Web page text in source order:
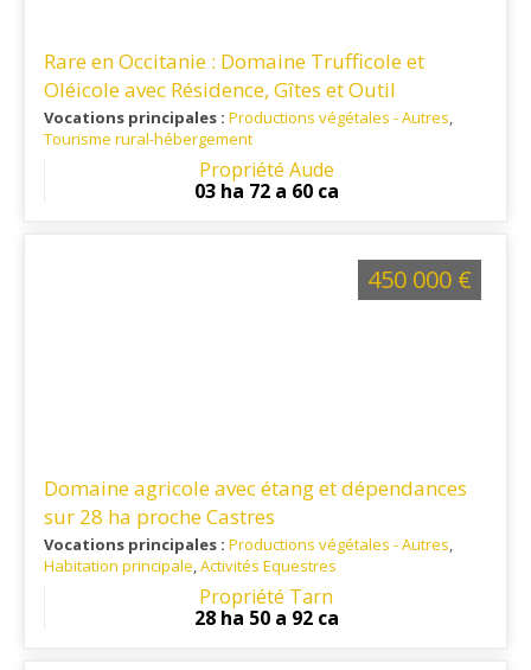
Rare en Occitanie : Domaine Trufficole et
Oléicole avec Résidence, Gîtes et Outil
d’Exploitation Complet
Vocations principales : Productions végétales - Autres,
Tourisme rural-hébergement
: Au cœur du Minervois, cette propriété
bénéficie d'une situation privilégiée, proximité des
commerces, du Canal du Midi, de Narbonne, Carcassonne et
Propriété Aude
03 ha 72 a 60 ca
Domaine agricole avec étang et dépendances
sur 28 ha proche Castres
Vocations principales : Productions végétales - Autres,
Habitation principale,Activités Equestres
: Petit village rural du département du Tarn, à
environ 6 km au sud de Graulhet et une vingtaine de
kilomètres au nord-ouest de Castres, dans l’arrondissement
Propriété Tarn
28 ha 50 a 92 ca
450 000 €